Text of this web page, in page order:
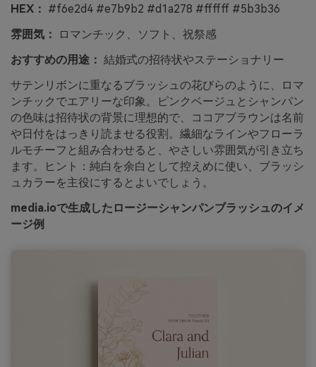
HEX： #f6e2d4 #e7b9b2 #d1a278 #ffffff #5b3b36
雰囲気：
ロマンチック、ソフト、祝祭感
おすすめの用途： 結婚式の招待状やステーショナリー
サテンリボンに重なるブラッシュの花びらのように、ロマ
ンチックでエアリーな印象。ピンクベージュとシャンパン
の色味は招待状の背景に理想的で、ココアブラウンは名前
や日付をはっきり読ませる役割。繊細なラインやフローラ
ルモチーフと組み合わせると、やさしい雰囲気が引き立ち
ます。ヒント：純白を余白として控えめに使い、ブラッシ
ュカラーを主役にするとよいでしょう。
media.ioで生成したロージーシャンパンブラッシュのイメ
ージ例